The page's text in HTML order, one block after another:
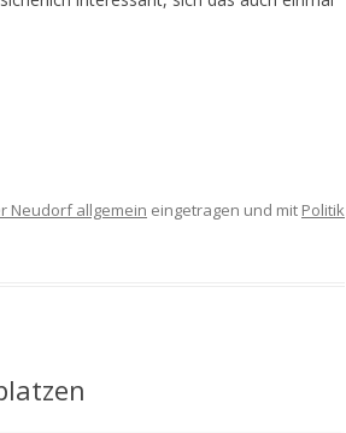
Neudorf allgemein eingetragen und mit Politik